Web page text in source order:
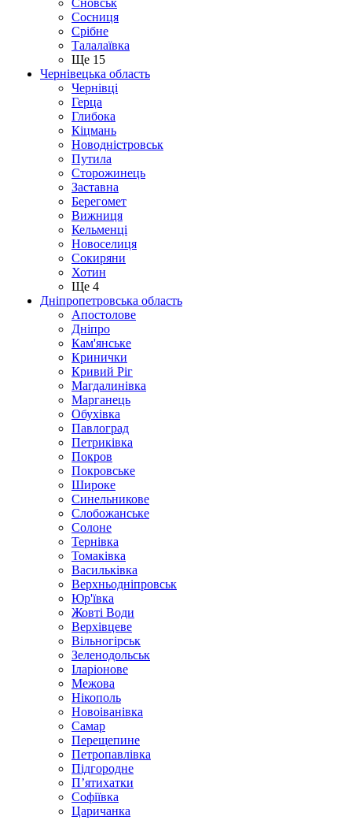
Сновськ
Сосниця
Срібне
Талалаївка
Ще 15
Чернівецька область
Чернівці
Герца
Глибока
Кіцмань
Новодністровськ
Путила
Сторожинець
Заставна
Берегомет
Вижниця
Кельменці
Новоселиця
Сокиряни
Хотин
Ще 4
Дніпропетровська область
Апостолове
Дніпро
Кам'янське
Кринички
Кривий Ріг
Магдалинівка
Марганець
Обухівка
Павлоград
Петриківка
Покров
Покровське
Широке
Синельникове
Слобожанське
Солоне
Тернівка
Томаківка
Васильківка
Верхньодніпровськ
Юр'ївка
Жовті Води
Верхівцеве
Вільногірськ
Зеленодольськ
Іларіонове
Межова
Нікополь
Новоіванівка
Самар
Перещепине
Петропавлівка
Підгородне
П’ятихатки
Софіївка
Царичанка